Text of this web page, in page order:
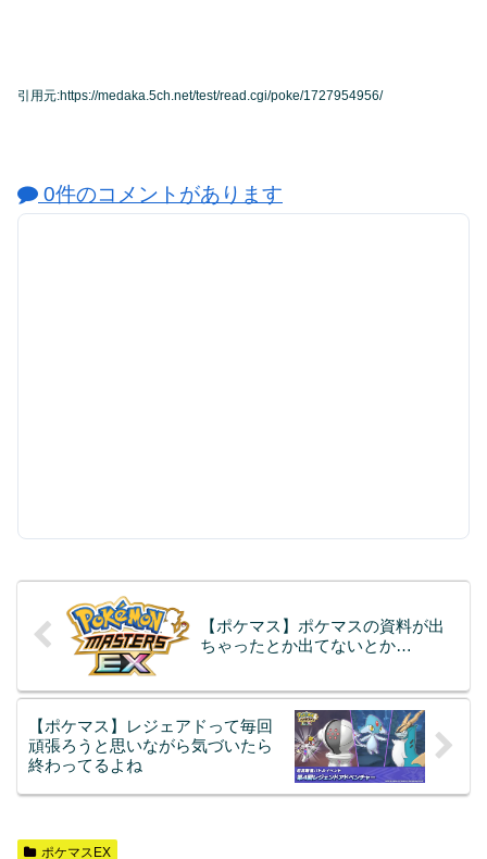
引用元:https://medaka.5ch.net/test/read.cgi/poke/1727954956/
0件のコメントがあります
【ポケマス】ポケマスの資料が出
ちゃったとか出てないとか…
【ポケマス】レジェアドって毎回
頑張ろうと思いながら気づいたら
終わってるよね
ポケマスEX